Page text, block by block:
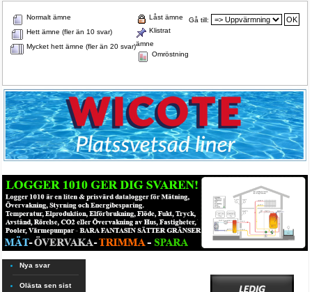
Gå till:
Normalt ämne
Hett ämne (fler än 10 svar)
Mycket hett ämne (fler än 20 svar)
Låst ämne
Klistrat
ämne
Omröstning
Nya svar
Olästa sen sist